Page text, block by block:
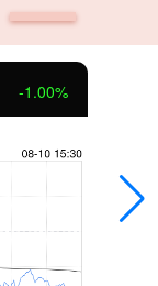
-1.00%